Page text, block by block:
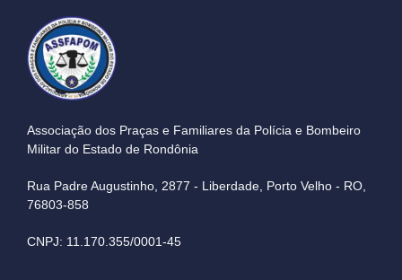
Associação dos Praças e Familiares da Polícia e Bombeiro
Militar do Estado de Rondônia
Rua Padre Augustinho, 2877 - Liberdade, Porto Velho - RO,
76803-858
CNPJ: 11.170.355/0001-45